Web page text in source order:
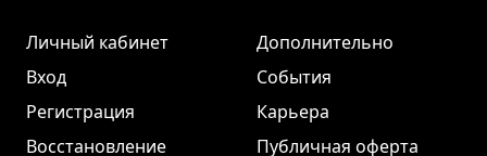
Личный кабинет
Вход
Регистрация
Восстановление
Дополнительно
События
Карьера
Публичная оферта